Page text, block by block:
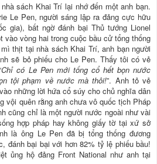
sách Khai Trí lại nhớ đến một anh bạn.
Le Pen, người sáng lập ra đảng cực hữu
gia), bất ngờ đánh bại Thủ tướng Lionel
vào vòng hai trong cuộc bầu cử tổng thống
thịt tại nhà sách Khai Trí, anh bạn người
sẽ bỏ phiếu cho Le Pen. Thấy tôi có vẻ
Chỉ có Le Pen mới tống cổ hết bọn nước
tội phạm về nước mà thôi!”. Anh tỏ vẻ
những lời hứa cổ súy cho chủ nghĩa dân
vội quên rằng anh chưa vô quốc tịch Pháp
cũng chỉ là một người nước ngoài như vài
hợp pháp hay không giấy tờ tại xứ sở
là ông Le Pen đã bị tổng thống đương
đánh bại bại với hơn 82% tỷ lệ phiếu bầu!
ủng hộ đảng Front National như anh tại